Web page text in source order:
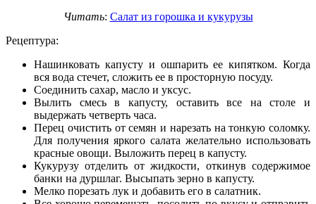
Читать: Салат из горошка и кукурузы
Рецептура:
Нашинковать капусту и ошпарить ее кипятком. Когда
вся вода стечет, сложить ее в просторную посуду.
Соединить сахар, масло и уксус.
Вылить смесь в капусту, оставить все на столе и
выдержать четверть часа.
Перец очистить от семян и нарезать на тонкую соломку.
Для получения яркого салата желательно использовать
красные овощи. Выложить перец в капусту.
Кукурузу отделить от жидкости, откинув содержимое
банки на дуршлаг. Высыпать зерно в капусту.
Мелко порезать лук и добавить его в салатник.